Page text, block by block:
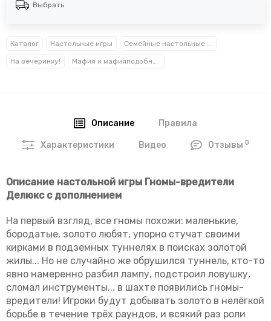
Выбрать
Каталог Настольные игры Семейные настольные игры
На вечеринку! Мафия и мафияподобные
Описание Правила
Характеристики Видео Отзывы 0
Описание настольной игры Гномы-вредители
Делюкс с дополнением
На первый взгляд, все гномы похожи: маленькие,
бородатые, золото любят, упорно стучат своими
кирками в подземных туннелях в поисках золотой
жилы... Но не случайно же обрушился туннель, кто-то
явно намеренно разбил лампу, подстроил ловушку,
сломал инструменты... в шахте появились гномы-
вредители! Игроки будут добывать золото в нелёгкой
борьбе в течение трёх раундов, и всякий раз роли